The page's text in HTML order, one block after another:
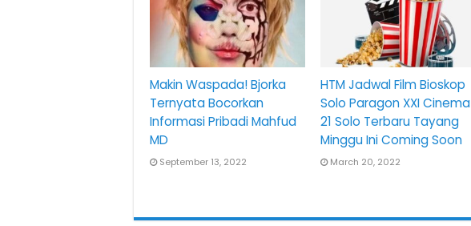
Makin Waspada! Bjorka
Ternyata Bocorkan
Informasi Pribadi Mahfud
MD
September 13, 2022
HTM Jadwal Film Bioskop
Solo Paragon XXI Cinema
21 Solo Terbaru Tayang
Minggu Ini Coming Soon
March 20, 2022